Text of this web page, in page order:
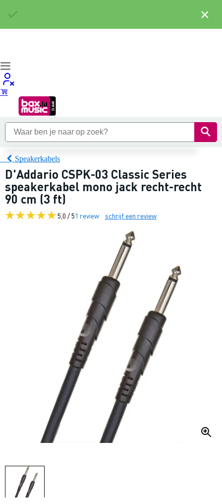
Speakerkabels
D'Addario CSPK-03 Classic Series
speakerkabel mono jack recht-recht
90 cm (3 ft)
5,0 / 51 review schrijf een review
×